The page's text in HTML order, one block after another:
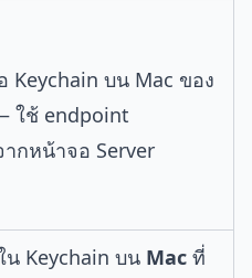
Keychain บน Mac ของ
ใช้ endpoint
ากหน้าจอ Server
น Keychain บน Mac ที่